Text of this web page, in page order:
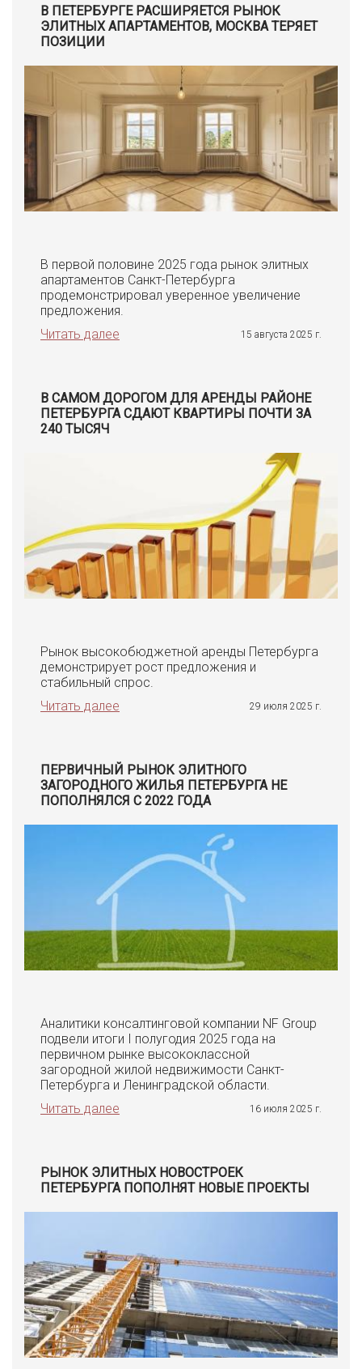
В ПЕТЕРБУРГЕ РАСШИРЯЕТСЯ РЫНОК
ЭЛИТНЫХ АПАРТАМЕНТОВ, МОСКВА ТЕРЯЕТ
ПОЗИЦИИ
В первой половине 2025 года рынок элитных
апартаментов Санкт-Петербурга
продемонстрировал уверенное увеличение
предложения.
Читать далее
15 августа 2025 г.
В САМОМ ДОРОГОМ ДЛЯ АРЕНДЫ РАЙОНЕ
ПЕТЕРБУРГА СДАЮТ КВАРТИРЫ ПОЧТИ ЗА
240 ТЫСЯЧ
Рынок высокобюджетной аренды Петербурга
демонстрирует рост предложения и
стабильный спрос.
Читать далее
29 июля 2025 г.
ПЕРВИЧНЫЙ РЫНОК ЭЛИТНОГО
ЗАГОРОДНОГО ЖИЛЬЯ ПЕТЕРБУРГА НЕ
ПОПОЛНЯЛСЯ С 2022 ГОДА
Аналитики консалтинговой компании NF Group
подвели итоги I полугодия 2025 года на
первичном рынке высококлассной
загородной жилой недвижимости Санкт-
Петербурга и Ленинградской области.
Читать далее
16 июля 2025 г.
РЫНОК ЭЛИТНЫХ НОВОСТРОЕК
ПЕТЕРБУРГА ПОПОЛНЯТ НОВЫЕ ПРОЕКТЫ